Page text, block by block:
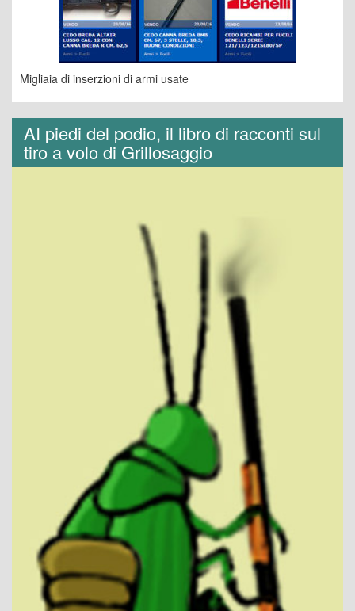
Migliaia di inserzioni di armi usate
AI piedi del podio, il libro di racconti sul
tiro a volo di Grillosaggio